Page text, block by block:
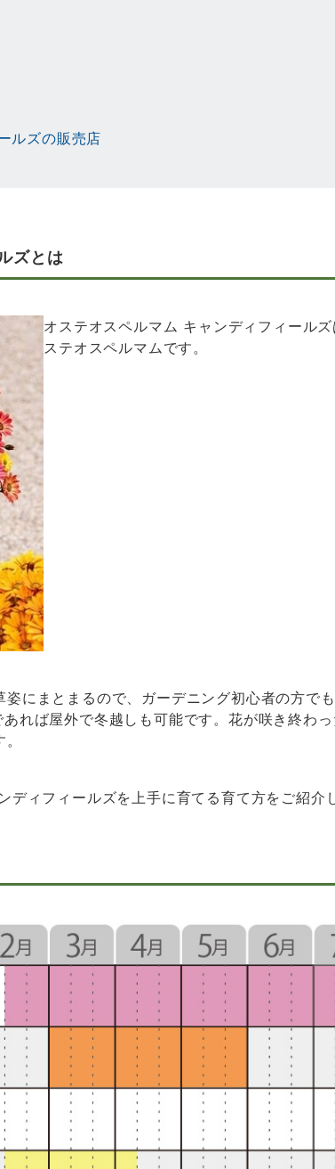
ルズの販売店
ズとは
オステオスペルマム キャンディフィール
ステオスペルマムです。
にまとまるので、ガーデニング初心者の方で
れば屋外で冬越しも可能です。花が咲き終わ
ィフィールズを上手に育てる育て方をご紹介